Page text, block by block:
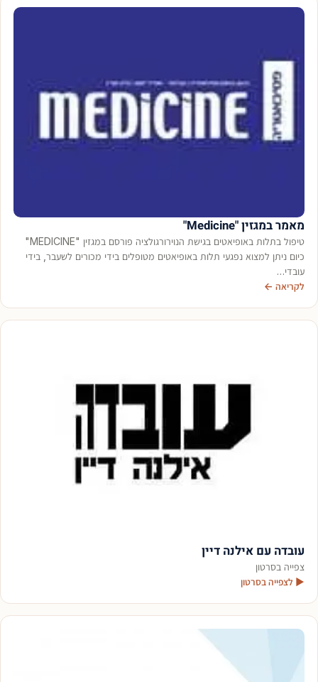
מאמר במגזין "Medicine"
טיפול בתלות באופיאטים בגישת הנוירורגולציה פורסם במגזין "MEDICINE"
כיום ניתן למצוא נפגעי תלות באופיאטים מטופלים בידי מכורים לשעבר, בידי
עובדי…
לקריאה ←
עובדה עם אילנה דיין
צפייה בסרטון
▶ לצפייה בסרטון